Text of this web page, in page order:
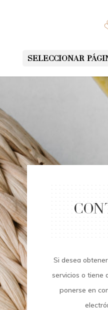
Seleccionar
Si desea
servicios o tiene
ponerse en